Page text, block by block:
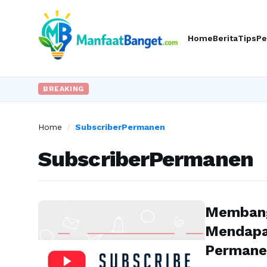
HomeBeritaTips
BREAKING
Home / SubscriberPermanen
SubscriberPermanen